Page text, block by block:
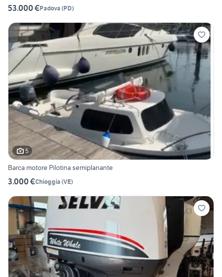
53.000 €Padova (PD)
5
Barca motore Pilotina semiplanante
3.000 €Chioggia (VE)